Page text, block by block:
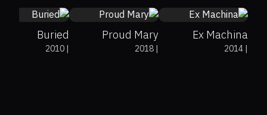
Ex Machina
|
2014
Proud Mary
|
2018
Buried
|
2010